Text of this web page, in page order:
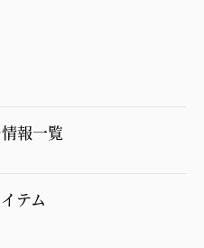
報一覧
テム